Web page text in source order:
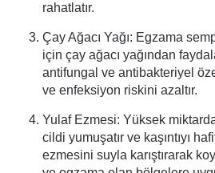
rahatlatır.
Çay Ağacı Yağı: Egzama
için çay ağacı yağından
antifungal ve antibakteriyel
ve enfeksiyon riskini azaltır.
Yulaf Ezmesi: Yüksek
cildi yumuşatır ve kaşıntıyı
ezmesini suyla karıştırarak